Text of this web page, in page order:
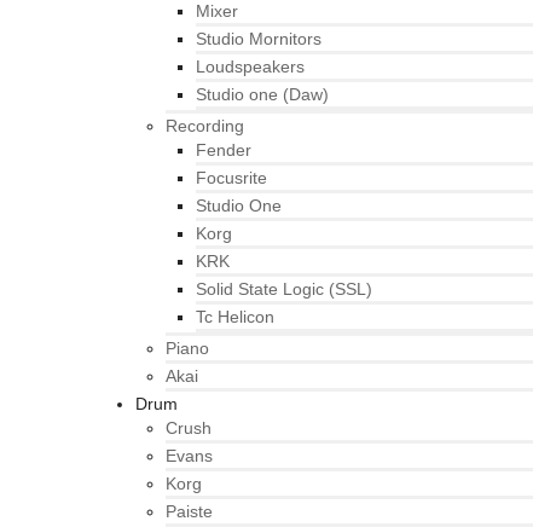
Mixer
Studio Mornitors
Loudspeakers
Studio one (Daw)
Recording
Fender
Focusrite
Studio One
Korg
KRK
Solid State Logic (SSL)
Tc Helicon
Piano
Akai
Drum
Crush
Evans
Korg
Paiste